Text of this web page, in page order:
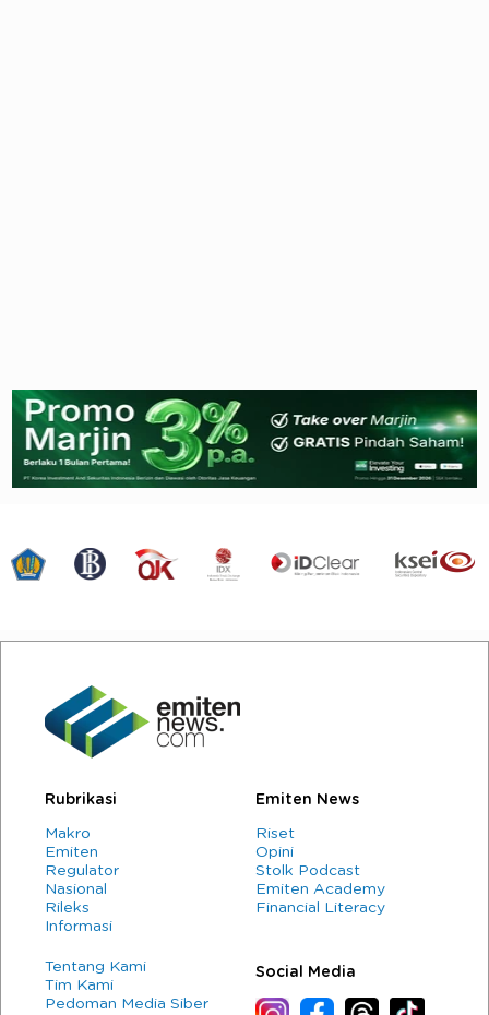
Rubrikasi
Makro
Emiten
Regulator
Nasional
Rileks
Informasi
Emiten News
Riset
Opini
Stolk Podcast
Emiten Academy
Financial Literacy
Tentang Kami
Tim Kami
Pedoman Media Siber
Social Media